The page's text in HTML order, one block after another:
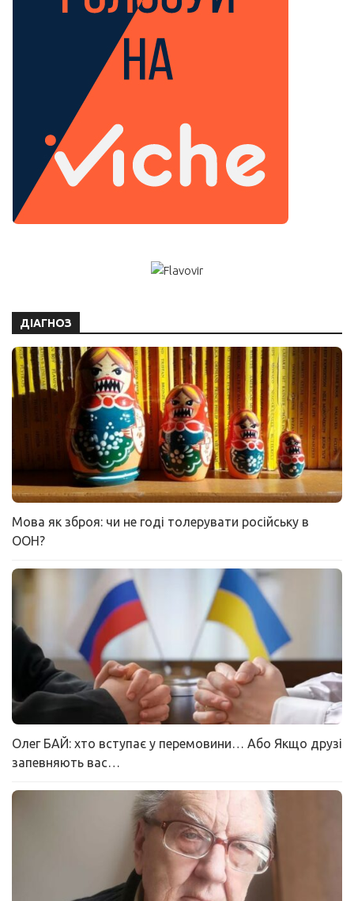
ДІАГНОЗ
Мова як зброя: чи не годі толерувати російську в
ООН?
Олег БАЙ: хто вступає у перемовини… Або Якщо друзі
запевняють вас…